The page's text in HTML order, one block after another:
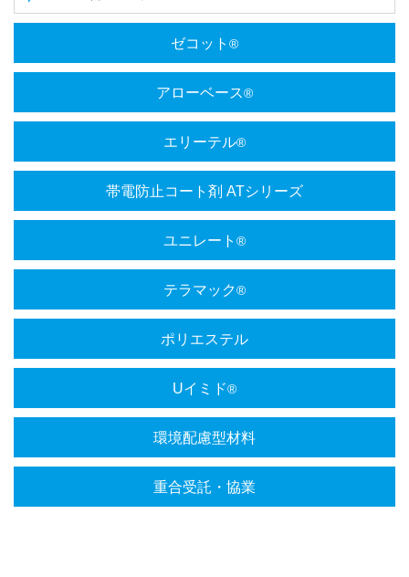
ゼコット ®
アローベース®
エリーテル®
帯電防止コート剤 ATシリーズ
ユニレート ®
テラマック®
ポリエステル
Uイミド®
環境配慮型材料
重合受託・協業